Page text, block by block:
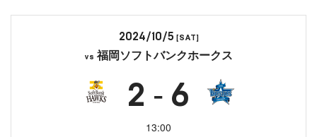
2024/10/5 [SAT]
vs 福岡ソフトバンクホークス
2 - 6
13:00